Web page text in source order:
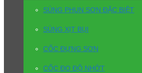
SÚNG PHUN SƠN ĐẶC BIỆT
SÚNG XỊT BỤI
CỐC ĐỰNG SƠN
CỐC ĐO ĐỘ NHỚT